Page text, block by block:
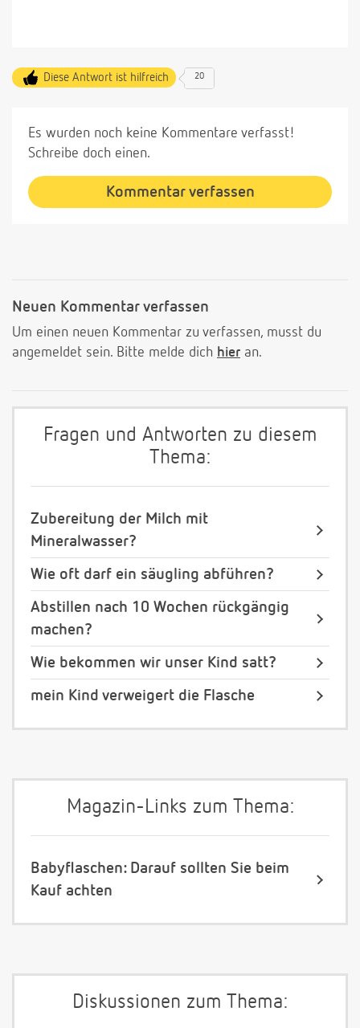
Diese Antwort ist hilfreich 20
Es wurden noch keine Kommentare verfasst!
Schreibe doch einen.
Kommentar verfassen
Neuen Kommentar verfassen
Um einen neuen Kommentar zu verfassen, musst du
angemeldet sein. Bitte melde dich hier an.
Fragen und Antworten zu diesem
Thema:
Zubereitung der Milch mit
Mineralwasser?
Wie oft darf ein säugling abführen?
Abstillen nach 10 Wochen rückgängig
machen?
Wie bekommen wir unser Kind satt?
mein Kind verweigert die Flasche
Magazin-Links zum Thema:
Babyflaschen: Darauf sollten Sie beim
Kauf achten
Diskussionen zum Thema: